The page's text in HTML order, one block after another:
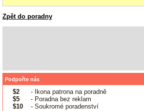
Zpět do poradny
Podpořte nás
$2
- Ikona patrona na poradně
$5
- Poradna bez reklam
$10
- Soukromé poradenství